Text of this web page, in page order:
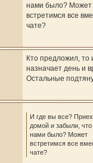
нами было? Может
встретимся все
чате?
Кто предложил, то
назначает день и
Остальные
И где вы все?
домой и забыли,
нами было? Может
встретимся все
чате?